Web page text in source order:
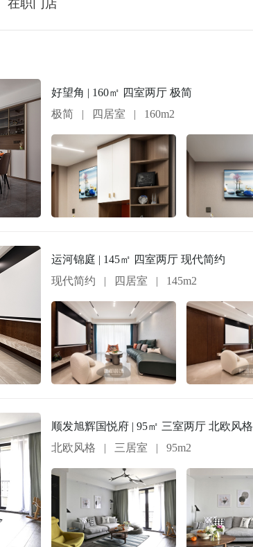
在职门店
好望角 | 160㎡ 四室两厅 极简
极简
| 四居室 | 160m2
运河锦庭 | 145㎡ 四室两厅 现代简约
现代简约
| 四居室 | 145m2
顺发旭辉国悦府 | 95㎡ 三室两厅 北欧风格
北欧风格
| 三居室 | 95m2